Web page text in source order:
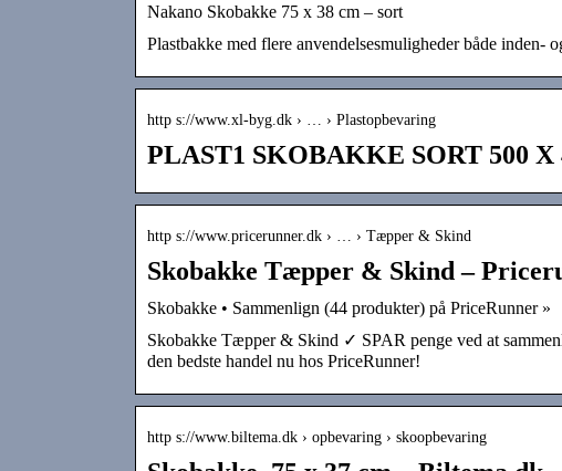
Nakano Skobakke 75 x 38 cm – sort
Plastbakke med flere anvendelsesmuligheder både
http s://www.xl-byg.dk › … › Plastopbevaring
PLAST1 SKOBAKKE SORT 500 X
http s://www.pricerunner.dk › … › Tæpper & Skind
Skobakke Tæpper & Skind –
Skobakke • Sammenlign (44 produkter) på PriceRunner »
Skobakke Tæpper & Skind ✓ SPAR penge ved at
den bedste handel nu hos PriceRunner!
http s://www.biltema.dk › opbevaring › skoopbevaring